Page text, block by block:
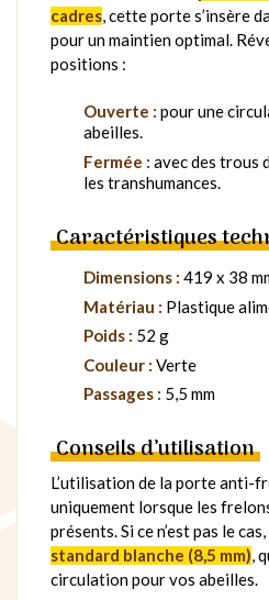
cadres, cette porte s’insère
pour un maintien optimal.
positions :
Ouverte : pour une
abeilles.
Fermée : avec des trous
les transhumances.
Caractéristiques
Dimensions : 419 x 38
Matériau : Plastique
Poids : 52 g
Couleur : Verte
Passages : 5,5 mm
Conseils d’utilisation
L’utilisation de la porte anti-
uniquement lorsque les
présents. Si ce n’est pas le
standard blanche (8,5 mm),
circulation pour vos abeilles.